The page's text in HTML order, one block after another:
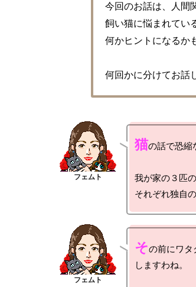
今回のお話は、人間
飼い猫に悩まれてい
何かヒントになるか
何回かに分けてお話
猫の話で恐縮
我が家の３匹
その前にワタ
しますわね。